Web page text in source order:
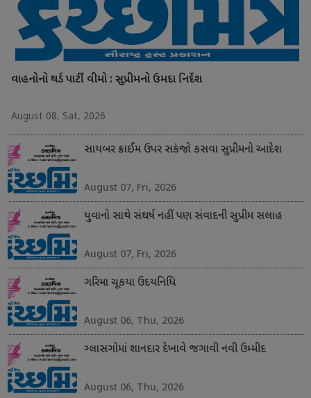
વાહનોનો થર્ડ પાર્ટી વીમો : સુપ્રીમનો ઉમદા નિર્દેશ
August 08, Sat, 2026
સાયબર ક્રાઈમ ઉપર સકંજો કસવા સુપ્રીમનો આદેશ
August 07, Fri, 2026
યુવાનો સાથે સંઘર્ષ નહીં પણ સંવાદની સુપ્રીમ સલાહ
August 07, Fri, 2026
ગરિમા ચૂકયા ઉદયનિધિ
August 06, Thu, 2026
ગ્લાસગોમાં શાનદાર દેખાવે જગાવી નવી ઉમ્મીદ
August 06, Thu, 2026